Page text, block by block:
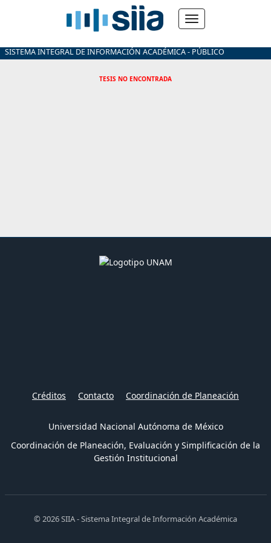
SISTEMA INTEGRAL DE INFORMACIÓN ACADÉMICA - PÚBLICO
TESIS NO ENCONTRADA
Créditos Contacto Coordinación de Planeación
Universidad Nacional Autónoma de México
Coordinación de Planeación, Evaluación y Simplificación de la
Gestión Institucional
© 2026 SIIA - Sistema Integral de Información Académica